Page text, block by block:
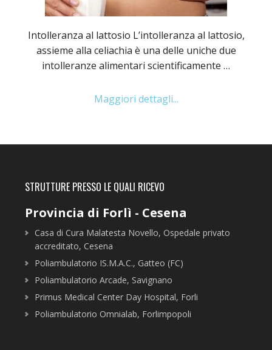
Intolleranza al lattosio L’intolleranza al lattosio,
assieme alla celiachia è una delle uniche due
intolleranze alimentari scientificamente …
Maggiori dettagli...
STRUTTURE PRESSO LE QUALI RICEVO
Provincia di Forlì - Cesena
Casa di Cura Malatesta Novello, Ospedale privato
accreditato, Cesena
Poliambulatorio IS.M.A.C., Gatteo (FC)
Poliambulatorio Arcade, Savignano
Primus Medical Center Day Hospital, Forli
Poliambulatorio Omnialab, Forlimpopoli